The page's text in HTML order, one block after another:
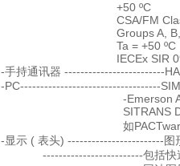
+50 ºC
CSA/FM Class I, II,
Groups A, B, C, D,
Ta = +50 ºC
IECEx SIR
-手持通讯器 -------------------------
-PC-----------------------------------
-Emerson
SITRANS DTM (
如PACTware 或
-显示 ( 表头) ------------------------图
-------------------------包括快速